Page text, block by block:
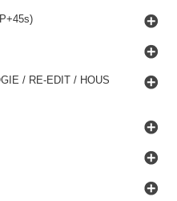
/ RE-EDIT / HOUS